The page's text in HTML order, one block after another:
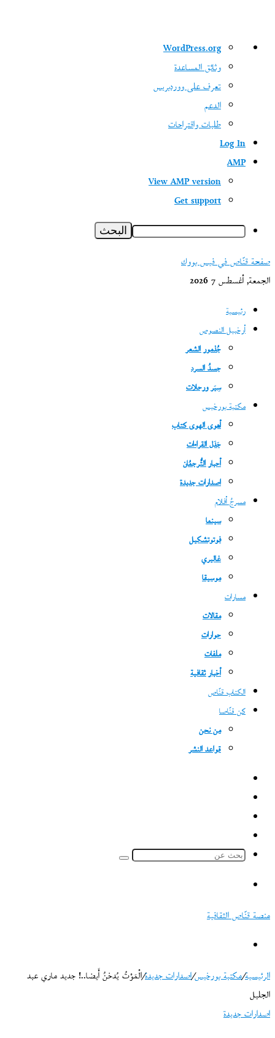
ووردبريس
WordPress.org
وثائق المساعدة
تعرف على ووردبريس
الدعم
طلبات واقتراحات
Log In
AMP
View AMP version
Get support
البحث
صفحة قنّاص في فيس بووك
الجمعة, أغسطس 7 2026
رئيسية
أرخبيل النصوص
جُذمور الشعر
جسدُ السرد
سِيَر ورحلات
مكتبة بورخيس
أهوى الهوى كتاب
جَدَل القراءات
أحبار التُّرجمُان
اصدارات جديدة
مسرحُ أفلام
سينما
فوتوتشكيل
غاليري
موسيقا
مسارات
مقالات
حوارات
ملفات
أخبار ثقافية
الكتاب قنّاص
كن قنّاصا
من نحن
قواعد النشر
الموقع
منصة قنّاص الثقافية
الرئيسية/مكتبة بورخيس/اصدارات جديدة/الْمَوْتُ يُدخنُ أَيضا..! جديد ماري عبد
الجليل
اصدارات جديدة